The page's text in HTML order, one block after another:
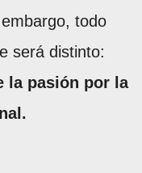
todo
será distinto:
la pasión por la